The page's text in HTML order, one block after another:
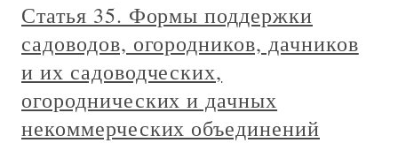
Статья 35. Формы поддержки
садоводов, огородников, дачников
и их садоводческих,
огороднических и дачных
некоммерческих объединений